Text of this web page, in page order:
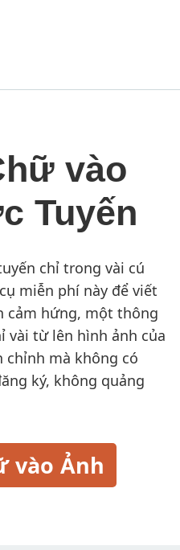
vào
Tuyến
chỉ trong vài cú
miễn phí này để viết
cảm hứng, một thông
vài từ lên hình ảnh của
chỉnh mà không có
ký, không quảng
vào Ảnh